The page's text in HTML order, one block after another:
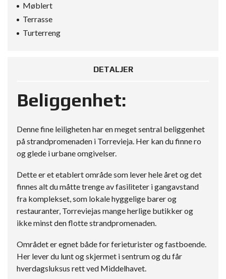
Møblert
Terrasse
Turterreng
DETALJER
Beliggenhet:
Denne fine leiligheten har en meget sentral beliggenhet
på strandpromenaden i Torrevieja. Her kan du finne ro
og glede i urbane omgivelser.
Dette er et etablert område som lever hele året og det
finnes alt du måtte trenge av fasiliteter i gangavstand
fra komplekset, som lokale hyggelige barer og
restauranter, Torreviejas mange herlige butikker og
ikke minst den flotte strandpromenaden.
Området er egnet både for ferieturister og fastboende.
Her lever du lunt og skjermet i sentrum og du får
hverdagsluksus rett ved Middelhavet.